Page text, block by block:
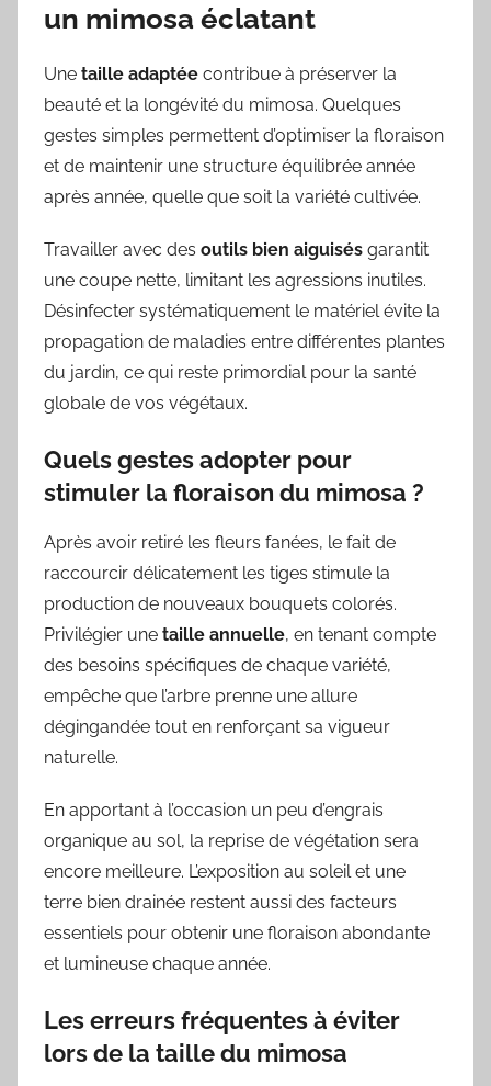
un mimosa éclatant
Une taille adaptée contribue à préserver la
beauté et la longévité du mimosa. Quelques
gestes simples permettent d’optimiser la floraison
et de maintenir une structure équilibrée année
après année, quelle que soit la variété cultivée.
Travailler avec des outils bien aiguisés garantit
une coupe nette, limitant les agressions inutiles.
Désinfecter systématiquement le matériel évite la
propagation de maladies entre différentes plantes
du jardin, ce qui reste primordial pour la santé
globale de vos végétaux.
Quels gestes adopter pour
stimuler la floraison du mimosa ?
Après avoir retiré les fleurs fanées, le fait de
raccourcir délicatement les tiges stimule la
production de nouveaux bouquets colorés.
Privilégier une taille annuelle, en tenant compte
des besoins spécifiques de chaque variété,
empêche que l’arbre prenne une allure
dégingandée tout en renforçant sa vigueur
naturelle.
En apportant à l’occasion un peu d’engrais
organique au sol, la reprise de végétation sera
encore meilleure. L’exposition au soleil et une
terre bien drainée restent aussi des facteurs
essentiels pour obtenir une floraison abondante
et lumineuse chaque année.
Les erreurs fréquentes à éviter
lors de la taille du mimosa